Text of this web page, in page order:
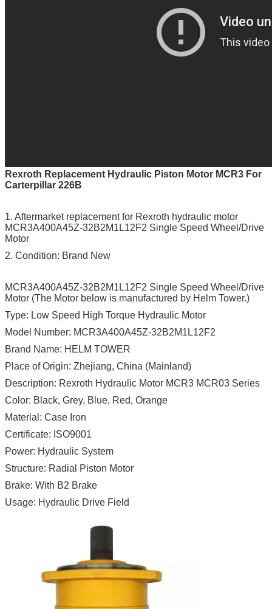
Rexroth Replacement Hydraulic Piston Motor MCR3 For
Carterpillar 226B
1. Aftermarket replacement for Rexroth hydraulic motor
MCR3A400A45Z-32B2M1L12F2 Single Speed Wheel/Drive
Motor
2. Condition: Brand New
MCR3A400A45Z-32B2M1L12F2 Single Speed Wheel/Drive
Motor (The Motor below is manufactured by Helm Tower.)
Type: Low Speed High Torque Hydraulic Motor
Model Number: MCR3A400A45Z-32B2M1L12F2
Brand Name: HELM TOWER
Place of Origin: Zhejiang, China (Mainland)
Description: Rexroth Hydraulic Motor MCR3 MCR03 Series
Color: Black, Grey, Blue, Red, Orange
Material: Case Iron
Certificate: ISO9001
Power: Hydraulic System
Structure: Radial Piston Motor
Brake: With B2 Brake
Usage: Hydraulic Drive Field